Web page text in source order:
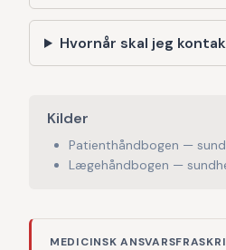
Hvornår skal jeg
Kilder
Patienthåndbogen —
Lægehåndbogen —
MEDICINSK